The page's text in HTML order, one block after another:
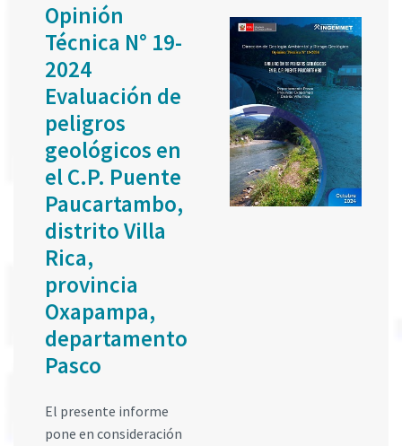
Opinión
Técnica N° 19-
2024
Evaluación de
peligros
geológicos en
el C.P. Puente
Paucartambo,
distrito Villa
Rica,
provincia
Oxapampa,
departamento
Pasco
El presente informe
pone en consideración